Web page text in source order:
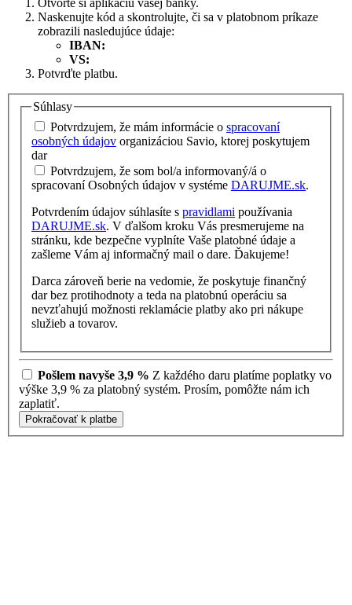
Otvorte si aplikáciu vašej banky.
Naskenujte kód a skontrolujte, či sa v platobnom príkaze
zobrazili nasledujúce údaje:
IBAN:
VS:
Potvrďte platbu.
Súhlasy
Potvrdzujem, že mám informácie o spracovaní
osobných údajov organizáciou Savio, ktorej poskytujem
dar
Potvrdzujem, že som bol/a informovaný/á o
spracovaní Osobných údajov v systéme DARUJME.sk.
Potvrdením údajov súhlasíte s pravidlami používania
DARUJME.sk. V ďalšom kroku Vás presmerujeme na
stránku, kde bezpečne vyplníte Vaše platobné údaje a
zašleme Vám aj informačný mail o dare. Ďakujeme!
Darca zároveň berie na vedomie, že poskytuje finančný
dar bez protihodnoty a teda na platobnú operáciu sa
nevzťahujú možnosti reklamácie platby ako pri nákupe
služieb a tovarov.
Pošlem navyše 3,9 % Z každého daru platíme poplatky vo
výške 3,9 % za platobný systém. Prosím, pomôžte nám ich
zaplatiť.
Pokračovať k platbe